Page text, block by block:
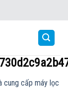
cung cấp máy lọc